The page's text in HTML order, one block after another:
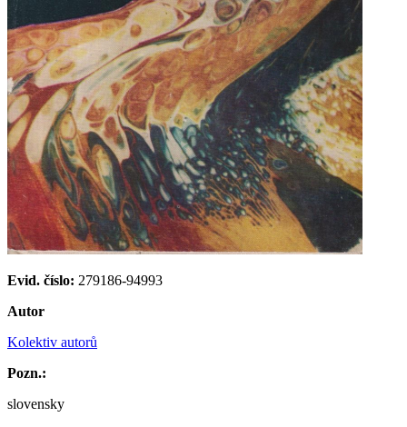
Evid. číslo: 279186-94993
Autor
Kolektiv autorů
Pozn.:
slovensky